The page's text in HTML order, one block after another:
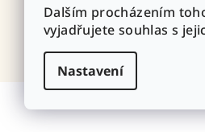
Dalším procházením
vyjadřujete souhlas s
Nastavení
Vazby - vzory